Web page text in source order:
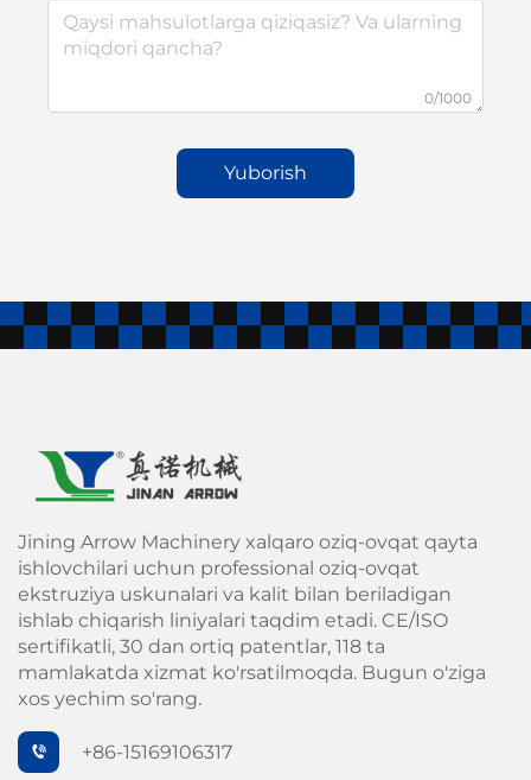
0/1000
Yuborish
Jining Arrow Machinery xalqaro oziq-ovqat qayta
ishlovchilari uchun professional oziq-ovqat
ekstruziya uskunalari va kalit bilan beriladigan
ishlab chiqarish liniyalari taqdim etadi. CE/ISO
sertifikatli, 30 dan ortiq patentlar, 118 ta
mamlakatda xizmat ko'rsatilmoqda. Bugun o'ziga
xos yechim so'rang.
+86-15169106317